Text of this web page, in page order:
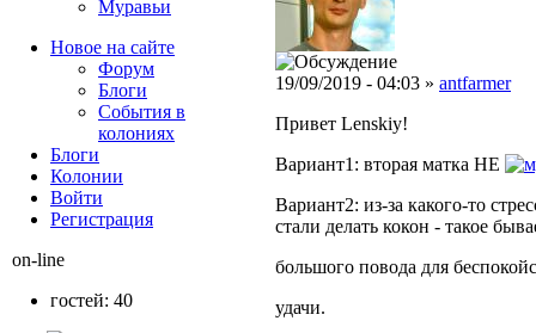
19/09/2019 - 04:03 » antfarmer
Привет Lenskiy!
Вариант1: вторая матка НЕ
Вариант2: из-за какого-то
стали делать кокон - такое
большого повода для
удачи.
Муравьи
Новое на сайте
Форум
Блоги
События в
колониях
Блоги
Колонии
Войти
Peгиcтpaция
on-line
гостей: 40